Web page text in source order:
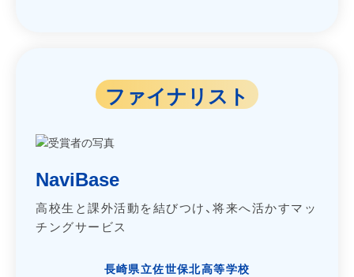
ファイナリスト
NaviBase
高校生と課外活動を結びつけ、将来へ活かすマッ
チングサービス
長崎県立佐世保北高等学校